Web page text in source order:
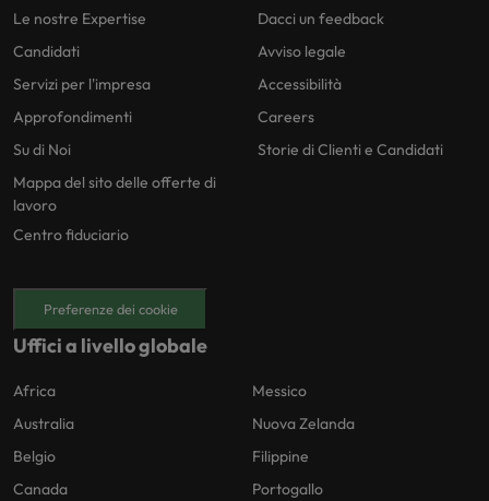
Le nostre Expertise
Candidati
Servizi per l'impresa
Approfondimenti
Su di Noi
Mappa del sito delle offerte di
lavoro
Centro fiduciario
Dacci un feedback
Avviso legale
Accessibilità
Careers
Storie di Clienti e Candidati
Preferenze dei cookie
Uffici a livello globale
Africa
Australia
Belgio
Canada
Messico
Nuova Zelanda
Filippine
Portogallo